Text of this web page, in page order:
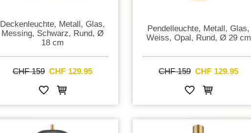
Deckenleuchte, Metall, Glas,
Messing, Schwarz, Rund, Ø
18 cm
CHF 159 CHF 129.95
Pendelleuchte, Metall, Glas,
Weiss, Opal, Rund, Ø 29 cm
CHF 159 CHF 129.95